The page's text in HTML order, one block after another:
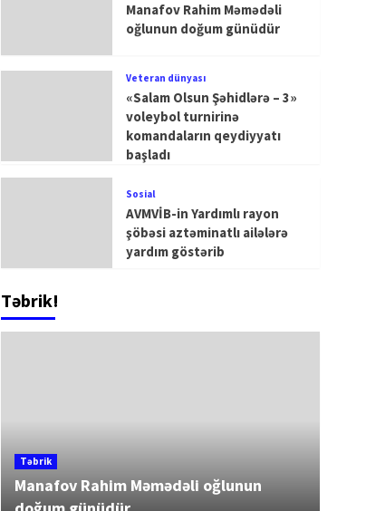
Manafov Rahim Məmədəli
oğlunun doğum günüdür
Veteran dünyası
«Salam Olsun Şəhidlərə – 3»
voleybol turnirinə
komandaların qeydiyyatı
başladı
Sosial
AVMVİB-in Yardımlı rayon
şöbəsi aztəminatlı ailələrə
yardım göstərib
Təbrik!
Təbrik
Manafov Rahim Məmədəli oğlunun